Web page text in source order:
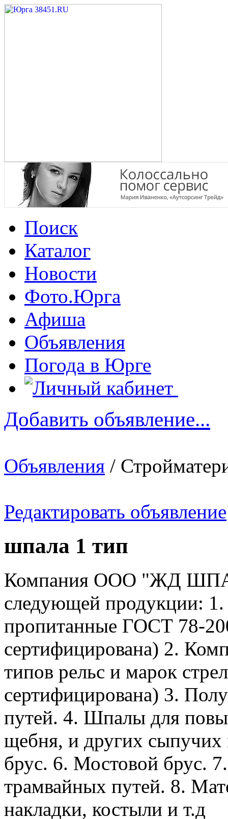
Поиск
Каталог
Новости
Фото.Юрга
Афиша
Объявления
Погода в Юрге
Добавить объявление...
Объявления /
Редактировать объявление
шпала 1 тип
Компания ООО "ЖД
следующей продукции:
пропитанные ГОСТ 78-
сертифицирована) 2.
типов рельс и марок
сертифицирована) 3.
путей. 4. Шпалы для
щебня, и других
брус. 6. Мостовой брус.
трамвайных путей. 8.
накладки, костыли и т.д